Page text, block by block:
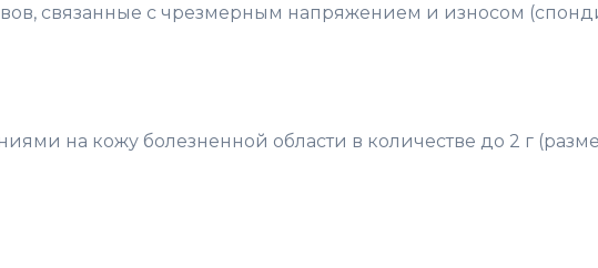
связанные с чрезмерным напряжением и износом
на кожу болезненной области в количестве до 2 г